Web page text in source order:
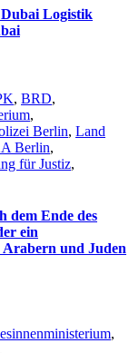
Logistik
, BRD,
,
Berlin, Land
Berlin,
für Justiz,
dem Ende des
ein
Arabern und Juden
,
,